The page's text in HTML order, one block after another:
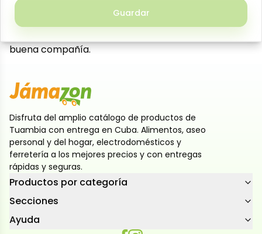
disfrutar sola con hielo, en cócteles o como
complemento en postres. Perfecta para momentos
buena compañía.
Disfruta del amplio catálogo de productos de
Tuambia con entrega en Cuba. Alimentos, aseo
personal y del hogar, electrodomésticos y
ferretería a los mejores precios y con entregas
rápidas y seguras.
Productos por categoría
Secciones
Ayuda
Guardar
Guardar